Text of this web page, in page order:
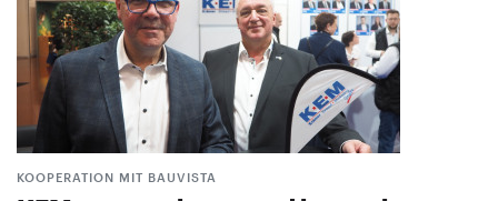
KOOPERATION MIT BAUVISTA